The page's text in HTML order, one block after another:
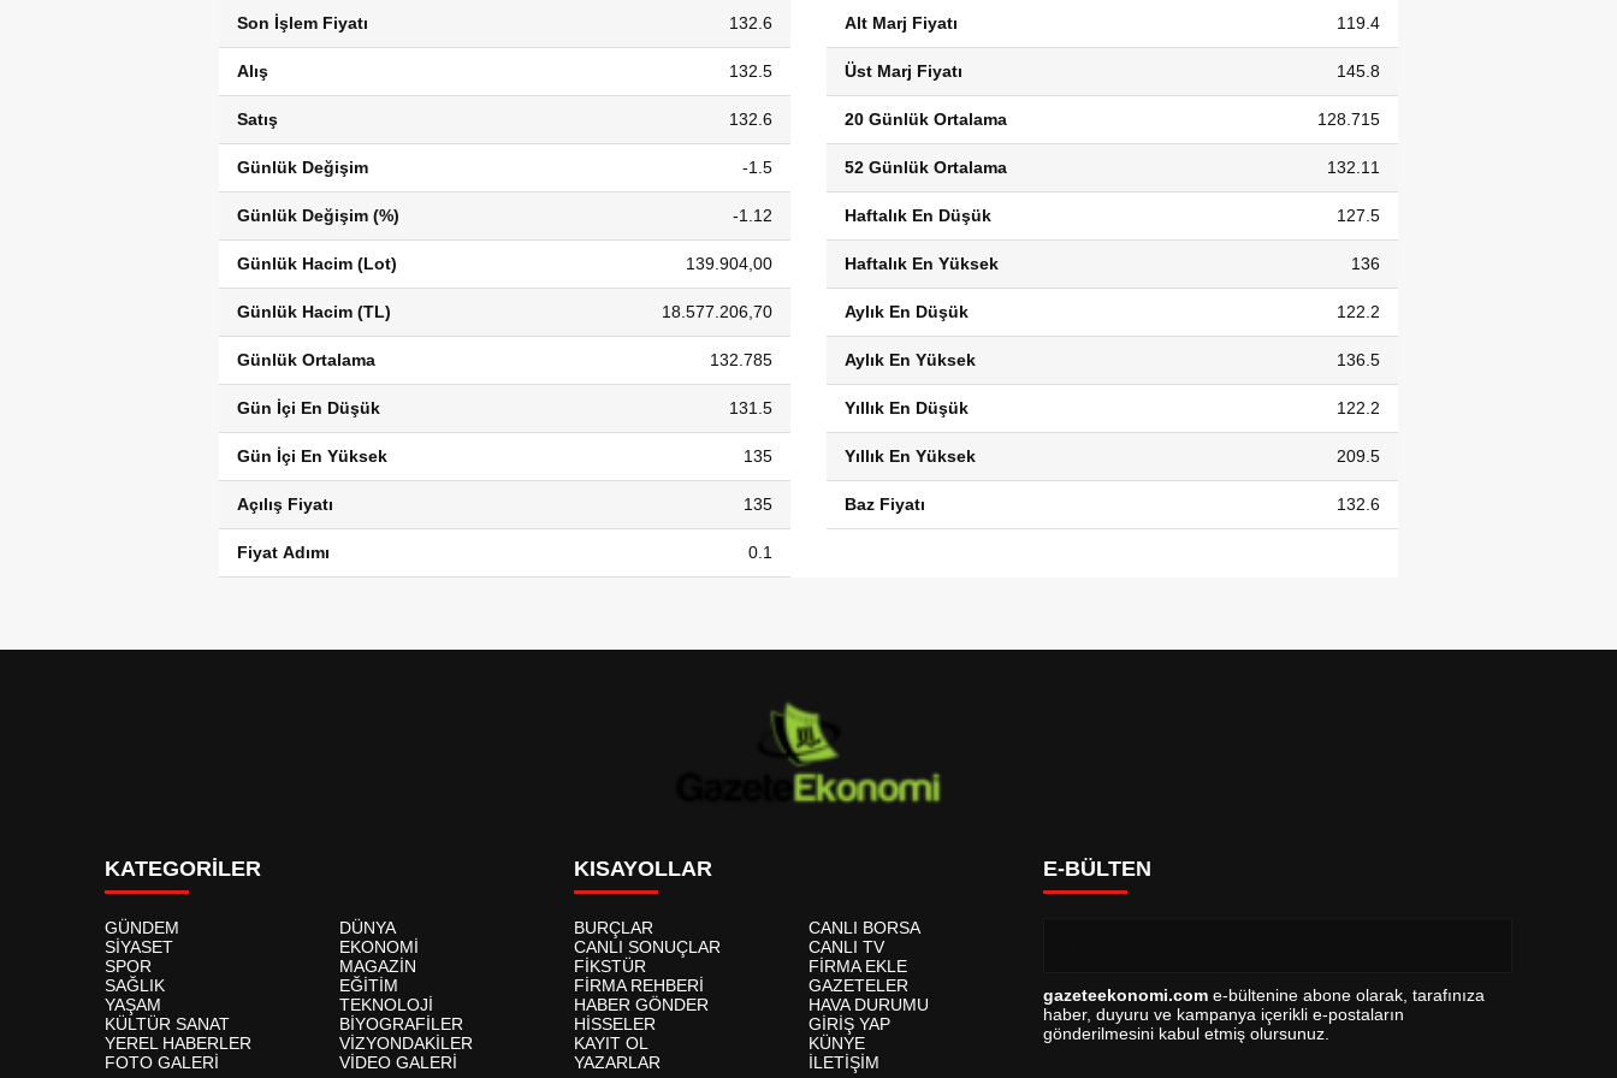
Son İşlem Fiyatı 132.6
Alış 132.5
Satış 132.6
Günlük Değişim -1.5
Günlük Değişim (%) -1.12
Günlük Hacim (Lot) 139.904,00
Günlük Hacim (TL) 18.577.206,70
Günlük Ortalama 132.785
Gün İçi En Düşük 131.5
Gün İçi En Yüksek 135
Açılış Fiyatı 135
Fiyat Adımı 0.1
Alt Marj Fiyatı 119.4
Üst Marj Fiyatı 145.8
20 Günlük Ortalama 128.715
52 Günlük Ortalama 132.11
Haftalık En Düşük 127.5
Haftalık En Yüksek 136
Aylık En Düşük 122.2
Aylık En Yüksek 136.5
Yıllık En Düşük 122.2
Yıllık En Yüksek 209.5
Baz Fiyatı 132.6
KATEGORİLER
GÜNDEM
DÜNYA
SİYASET
EKONOMİ
SPOR
MAGAZİN
SAĞLIK
EĞİTİM
YAŞAM
TEKNOLOJİ
KÜLTÜR SANAT
BİYOGRAFİLER
YEREL HABERLER
VİZYONDAKİLER
FOTO GALERİ
VİDEO GALERİ
KISAYOLLAR
BURÇLAR
CANLI BORSA
CANLI SONUÇLAR
CANLI TV
FİKSTÜR
FİRMA EKLE
FİRMA REHBERİ
GAZETELER
HABER GÖNDER
HAVA DURUMU
HİSSELER
GİRİŞ YAP
KAYIT OL
KÜNYE
YAZARLAR
İLETİŞİM
E-BÜLTEN
gazeteekonomi.com e-bültenine abone olarak, tarafınıza
haber, duyuru ve kampanya içerikli e-postaların
gönderilmesini kabul etmiş olursunuz.